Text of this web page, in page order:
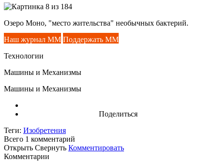
Озеро Моно, "место жительства" необычных бактерий.
Наш журнал ММ Поддержать ММ
Технологии
Машины и Механизмы
Машины и Механизмы
Поделиться
Теги: Изобретения
Всего 1 комментарий
Открыть Свернуть Комментировать
Комментарии